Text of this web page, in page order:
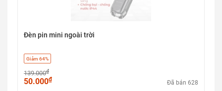
Đèn pin mini ngoài trời
Giảm 64%
139.000₫
50.000₫ Đã bán 628